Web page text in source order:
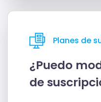
Planes de
¿Puedo
de